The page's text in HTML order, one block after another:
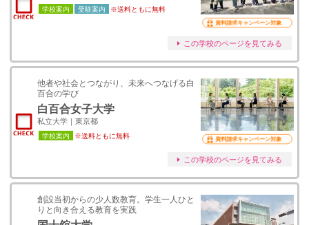
学校案内 受験案内 ※送料ともに無料
資料請求キャンペーン対象
この学校のページを見てみる
他者や社会とつながり、未来へつなげる白
百合の学び
白百合女子大学
私立大学｜東京都
学校案内 ※送料ともに無料 資料請求キャンペーン対象
この学校のページを見てみる
創設当初からの少人数教育。学生一人ひと
りと向き合える教育を実践